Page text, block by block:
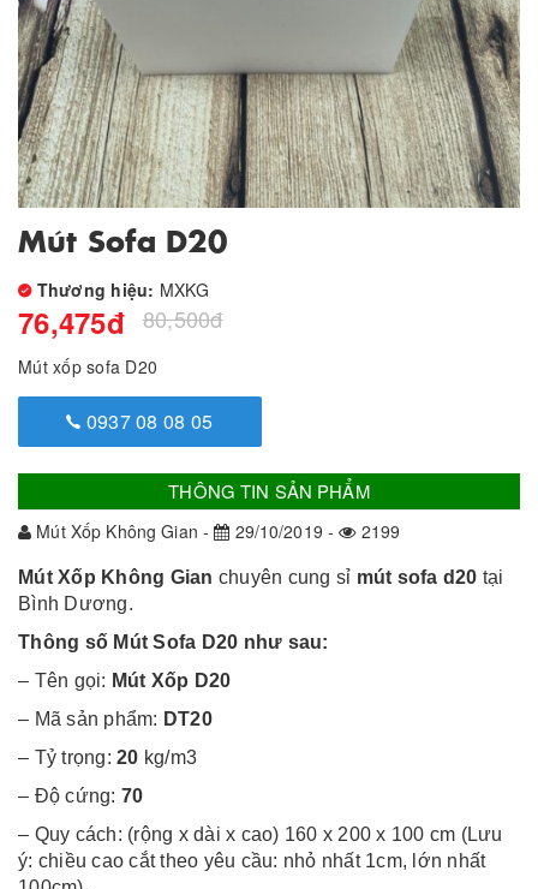
Mút Sofa D20
Thương hiệu: MXKG
76,475đ 80,500đ
Mút xốp sofa D20
0937 08 08 05
THÔNG TIN SẢN PHẨM
Mút Xốp Không Gian - 29/10/2019 - 2199
Mút Xốp Không Gian chuyên cung sỉ mút sofa d20 tại
Bình Dương.
Thông số Mút Sofa D20 như sau:
– Tên gọi: Mút Xốp D20
– Mã sản phẩm: DT20
– Tỷ trọng: 20 kg/m3
– Độ cứng: 70
– Quy cách: (rộng x dài x cao) 160 x 200 x 100 cm (Lưu
ý: chiều cao cắt theo yêu cầu: nhỏ nhất 1cm, lớn nhất